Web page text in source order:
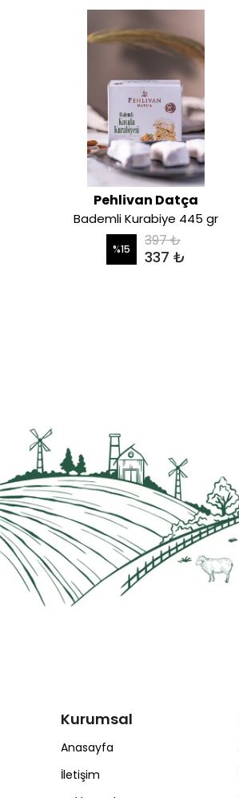
Pehlivan Datça
Bademli Kurabiye 445 gr
%15 397 ₺
337 ₺
Kurumsal
Anasayfa
İletişim